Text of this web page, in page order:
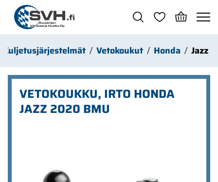
Siirry pääsisältöön
Kuljetusjärjestelmät Vetokoukut Honda Jazz
VETOKOUKKU, IRTO HONDA
JAZZ 2020 BMU